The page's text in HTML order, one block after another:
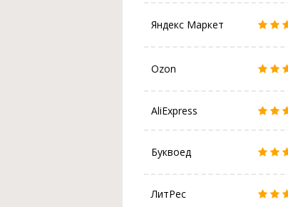
Яндекс Маркет
Ozon
AliExpress
Буквоед
ЛитРес